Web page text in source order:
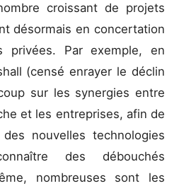
croissant de projets
désormais en concertation
privées. Par exemple, en
(censé enrayer le déclin
sur les synergies entre
et les entreprises, afin de
nouvelles technologies
des débouchés
nombreuses sont les